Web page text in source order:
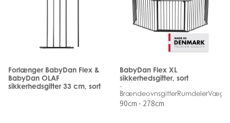
Forlænger BabyDan Flex &
BabyDan OLAF
sikkerhedsgitter 33 cm, sort
BabyDan Flex XL
sikkerhedsgitter, sort
-
90cm - 278cm